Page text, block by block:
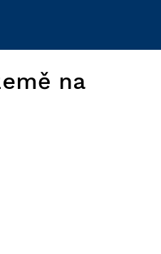
na